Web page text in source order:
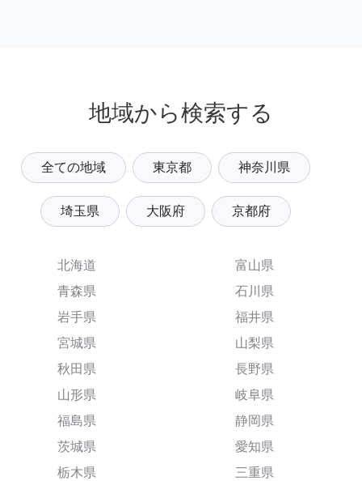
地域から検索する
全ての地域 東京都 神奈川県
埼玉県 大阪府 京都府
北海道
青森県
岩手県
宮城県
秋田県
山形県
福島県
茨城県
栃木県
富山県
石川県
福井県
山梨県
長野県
岐阜県
静岡県
愛知県
三重県